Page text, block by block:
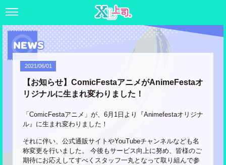
2021/06/01
【お知らせ】ComicFestaアニメがAnimeFestaオ
リジナルに生まれ変わりました！
「ComicFestaアニメ」が、6月1日より『Animefestaオリジナ
ル』に生まれ変わりました！
それに伴い、公式通販サイトやYouTubeチャンネルなども名
称変更を行いました。 今後もサービス向上に努め、皆様のご
期待にお応えしてすべくスタッフ一丸となって取り組んで参